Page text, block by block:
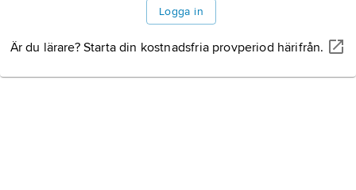
Logga in
Är du lärare? Starta din kostnadsfria provperiod härifrån.